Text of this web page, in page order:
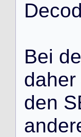
Decod
Bei de
daher
den S
ander